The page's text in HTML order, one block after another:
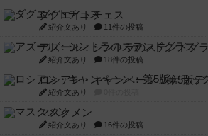
ダグエイトチェス
紹介文あり 11件の投稿
アズール：シントラのステンドグ
紹介文あり 18件の投稿
ロシアン・キャンペーン：第5版デ
紹介文あり
マスクメン
紹介文あり 16件の投稿